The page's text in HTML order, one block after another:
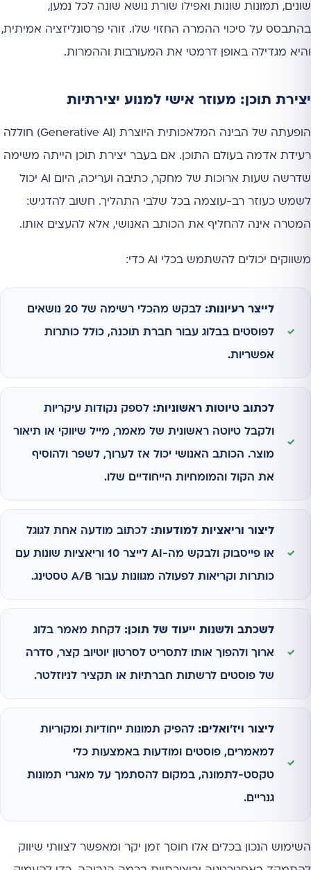
שונים, תמונות שונות ואפילו שורת נושא שונה לכל נמען,
בהתבסס על סיכוי ההמרה החזוי שלו. זוהי פרסונליזציה אמיתית,
והיא מגדילה באופן דרמטי את המעורבות וההמרות.
יצירת תוכן: מעוזר אישי למנוע יצירתיות
הופעתה של הבינה המלאכותית היוצרת (Generative AI) חוללה
רעידת אדמה בעולם התוכן. אם בעבר יצירת תוכן הייתה משימה
שדרשה שעות ארוכות של מחקר, כתיבה ועריכה, היום AI יכול
לשמש כעוזר רב-עוצמה בכל שלבי התהליך. חשוב להדגיש:
המטרה אינה להחליף את הכותב האנושי, אלא להעצים אותו.
משווקים יכולים להשתמש בכלי AI כדי:
לייצר רעיונות: לבקש מהכלי רשימה של 20 נושאים
לפוסטים בבלוג עבור חברת תוכנה, כולל כותרות
אפשריות.
לכתוב טיוטות ראשוניות: לספק נקודות עיקריות
ולקבל טיוטה ראשונית של מאמר, מייל שיווקי או תיאור
מוצר. הכותב האנושי יכול אז לערוך, לשפר ולהוסיף
את הקול והמומחיות הייחודיים שלו.
ליצור וריאציות למודעות: לכתוב מודעה אחת לגוגל
או פייסבוק ולבקש מה-AI לייצר 10 וריאציות שונות עם
כותרות וקריאות לפעולה מגוונות עבור A/B טסטינג.
לשכתב ולשנות ייעוד של תוכן: לקחת מאמר בלוג
ארוך ולהפוך אותו לתסריט לסרטון יוטיוב קצר, סדרה
של פוסטים לרשתות חברתיות או תקציר לניוזלטר.
ליצור ויז'ואלים: להפיק תמונות ייחודיות ומקוריות
למאמרים, פוסטים ומודעות באמצעות כלי
טקסט-לתמונה, במקום להסתמך על מאגרי תמונות
גנריים.
השימוש הנכון בכלים אלו חוסך זמן יקר ומאפשר לצוותי שיווק